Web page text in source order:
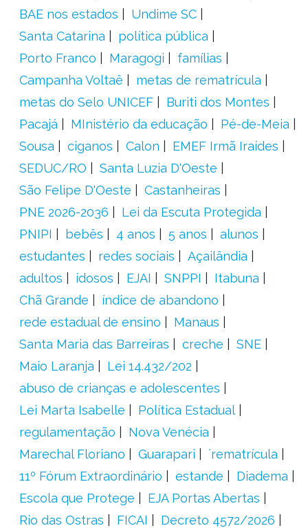
BAE nos estados
Undime SC
Santa Catarina
política pública
Porto Franco
Maragogi
famílias
Campanha Voltaê
metas de rematrícula
metas do Selo UNICEF
Buriti dos Montes
Pacajá
MInistério da educação
Pé-de-Meia
Sousa
ciganos Calon
EMEF Irmã Iraídes
SEDUC/RO
Santa Luzia D'Oeste
São Felipe D'Oeste
Castanheiras
PNE 2026-2036
Lei da Escuta Protegida
PNIPI
bebês 4 anos 5 anos
alunos
estudantes
redes sociais
Açailândia
adultos
idosos EJAI SNPPI
Itabuna
Chã Grande
índice de abandono
rede estadual de ensino
Manaus
Santa Maria das Barreiras
creche
SNE
Maio Laranja
Lei 14.432/202
abuso de crianças e adolescentes
Lei Marta Isabelle
Política Estadual
regulamentação
Nova Venécia
Marechal Floriano
Guarapari
´rematrícula
11º Fórum Extraordinário
estande
Diadema
Escola que Protege
EJA Portas Abertas
Rio das Ostras
FICAI
Decreto 4572/2026